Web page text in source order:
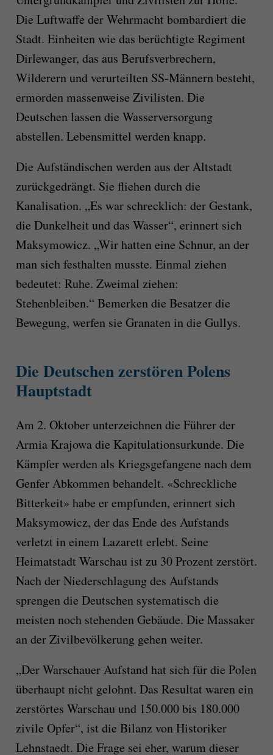
Die Luftwaffe der Wehrmacht bombardiert die
Stadt. Einheiten wie das berüchtigte Regiment
Dirlewanger, das aus Berufsverbrechern,
Wilderern und verurteilten SS-Männern besteht,
ermorden massenweise Zivilisten. Die
Deutschen lassen die Wasserversorgung
abstellen. Lebensmittel werden knapp.
Die Aufständischen werden aus der Altstadt
zurückgedrängt. Sie fliehen durch die
Kanalisation. „Es war schrecklich: der Gestank,
die Dunkelheit und das Wasser“, erinnert sich
Maksymowicz. „Wir hatten eine Schnur, an der
man sich festhalten musste. Einmal ziehen
bedeutet: Ruhe. Zweimal ziehen:
Stehenbleiben.“ Bemerken die Besatzer die
Bewegung, werfen sie Granaten in die Gullys.
Die Deutschen zerstören Polens
Hauptstadt
Am 2. Oktober unterzeichnen die Führer der
Armia Krajowa die Kapitulationsurkunde. Die
Kämpfer werden als Kriegsgefangene nach dem
Genfer Abkommen behandelt. «Schreckliche
Bitterkeit» habe er empfunden, erinnert sich
Maksymowicz, der das Ende des Aufstands
verletzt in einem Lazarett erlebt. Seine
Heimatstadt Warschau ist zu 30 Prozent zerstört.
Nach der Niederschlagung des Aufstands
sprengen die Deutschen systematisch die
meisten noch stehenden Gebäude. Die Massaker
an der Zivilbevölkerung gehen weiter.
„Der Warschauer Aufstand hat sich für die Polen
überhaupt nicht gelohnt. Das Resultat waren ein
zerstörtes Warschau und 150.000 bis 180.000
zivile Opfer“, ist die Bilanz von Historiker
Lehnstaedt. Die Frage sei eher, warum dieser